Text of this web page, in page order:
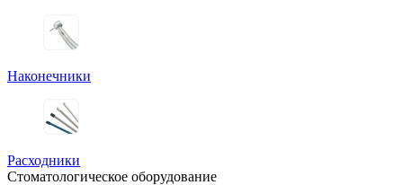
Наконечники
Расходники
Стоматологическое оборудование